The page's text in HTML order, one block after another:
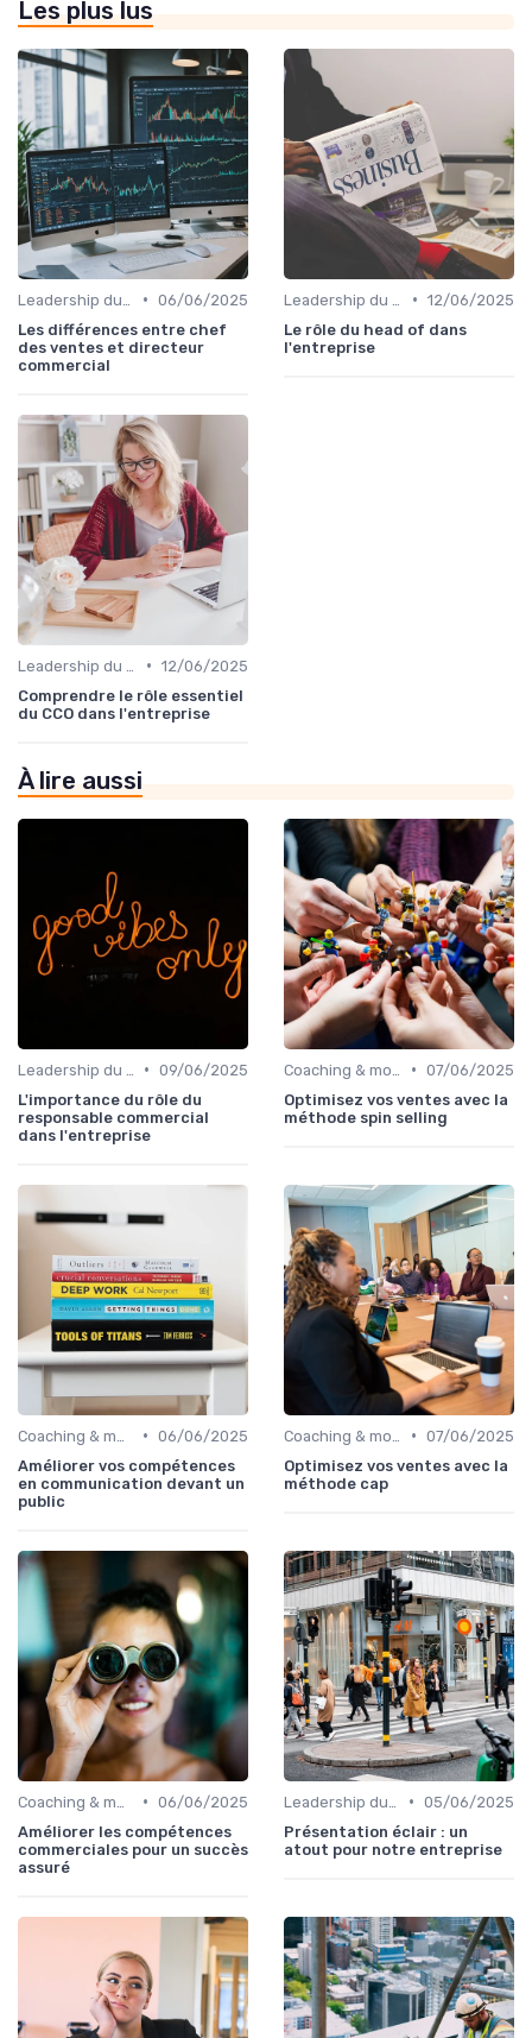
Les plus lus
• 06/06/2025
Les différences entre chef
des ventes et directeur
commercial​
• 12/06/2025
Le rôle du head of dans
l'entreprise
• 12/06/2025
Comprendre le rôle essentiel
du CCO dans l'entreprise
À lire aussi
• 09/06/2025
L'importance du rôle du
responsable commercial
dans l'entreprise
• 07/06/2025
Optimisez vos ventes avec la
méthode spin selling
• 06/06/2025
Améliorer vos compétences
en communication devant un
public
• 07/06/2025
Optimisez vos ventes avec la
méthode cap
• 06/06/2025
Améliorer les compétences
commerciales pour un succès
assuré
• 05/06/2025
Présentation éclair : un
atout pour notre entreprise